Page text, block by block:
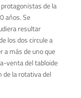
de la
años. Se
resultar
los dos circule a
a más de uno que
venta del tabloide
de la rotativa del